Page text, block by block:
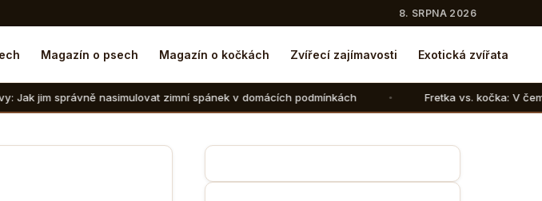
8. SRPNA 2026
Magazín o psech Magazín o kočkách Zvířecí zajímavosti Exotická zvířata
zimní spánek v domácích podmínkách Fretka vs. kočka: V čem se liší chov